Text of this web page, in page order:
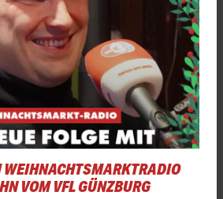
WEIHNACHTSMARKTRADIO
VOM VFL GÜNZBURG